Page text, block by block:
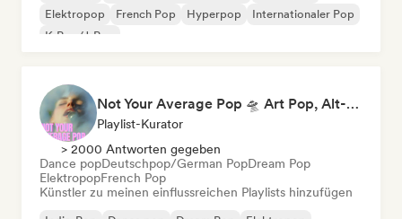
Elektropop
French Pop Hyperpop
Internationaler Pop
K-Pop/J-Pop
Not Your Average Pop 🛸 Art Pop, Alt-Pop & Indie Pop
Playlist-Kurator
> 2000 Antworten gegeben
Dance popDeutschpop/German PopDream Pop
ElektropopFrench Pop
Künstler zu meinen einflussreichen Playlists hinzufügen